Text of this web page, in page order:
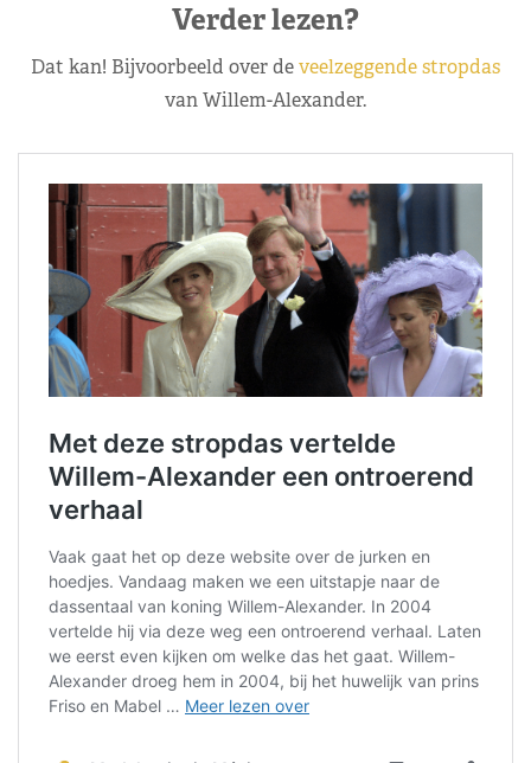
Verder lezen?
Dat kan! Bijvoorbeeld over deveelzeggende stropdas
van Willem-Alexander.